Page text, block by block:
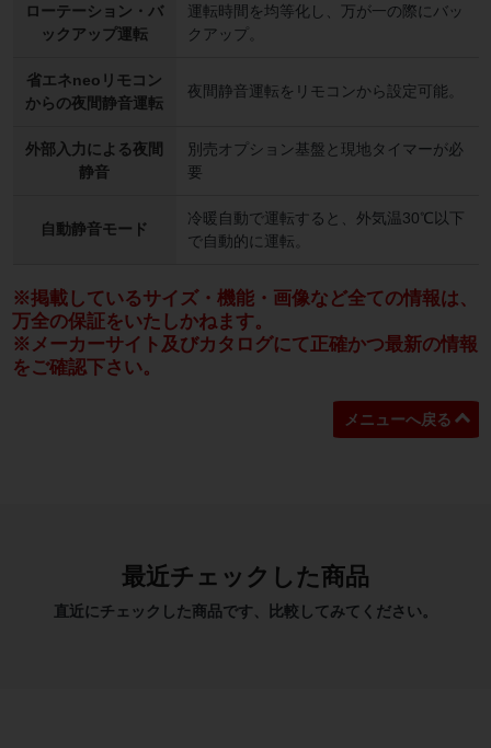
ローテーション・バ
ックアップ運転
運転時間を均等化し、万が一の際にバッ
クアップ。
省エネneoリモコン
からの夜間静音運転
夜間静音運転をリモコンから設定可能。
外部入力による夜間
静音
別売オプション基盤と現地タイマーが必
要
自動静音モード
冷暖自動で運転すると、外気温30℃以下
で自動的に運転。
※掲載しているサイズ・機能・画像など全ての情報は、
万全の保証をいたしかねます。
※メーカーサイト及びカタログにて正確かつ最新の情報
をご確認下さい。
メニューへ戻る
最近チェックした商品
直近にチェックした商品です、比較してみてください。